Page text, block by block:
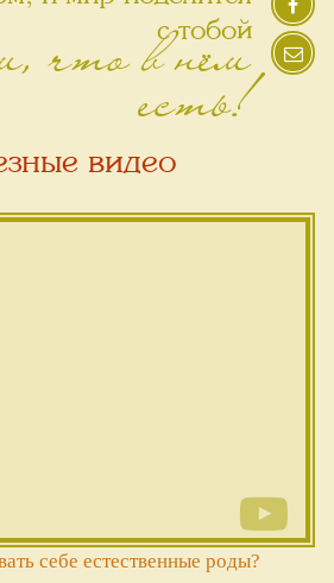
с тобой
что в нём
есть!
видео
себе естественные роды?